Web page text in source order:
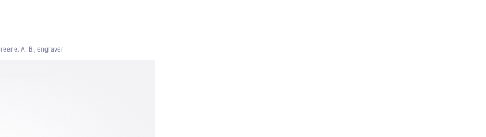
A. B., engraver